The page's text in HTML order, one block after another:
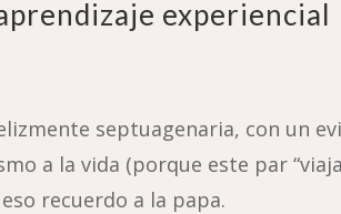
experiencial
septuagenaria, con un
a la vida (porque este par
recuerdo a la papa.